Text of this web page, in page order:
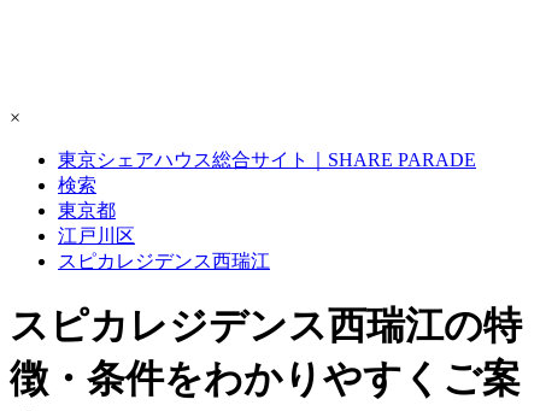
×
東京シェアハウス総合サイト｜SHARE PARADE
検索
東京都
江戸川区
スピカレジデンス西瑞江
スピカレジデンス西瑞江の特
徴・条件をわかりやすくご案